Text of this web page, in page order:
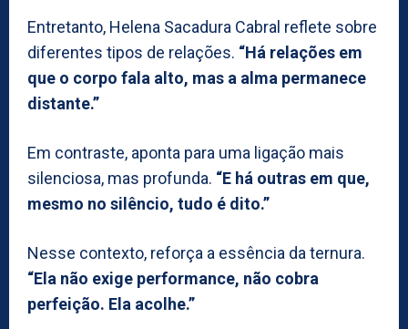
Entretanto, Helena Sacadura Cabral reflete sobre
diferentes tipos de relações. “Há relações em
que o corpo fala alto, mas a alma permanece
distante.”
Em contraste, aponta para uma ligação mais
silenciosa, mas profunda. “E há outras em que,
mesmo no silêncio, tudo é dito.”
Nesse contexto, reforça a essência da ternura.
“Ela não exige performance, não cobra
perfeição. Ela acolhe.”